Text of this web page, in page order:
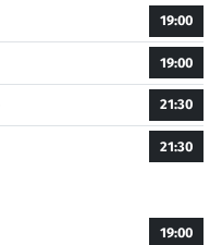
19:00
19:00
21:30
21:30
19:00